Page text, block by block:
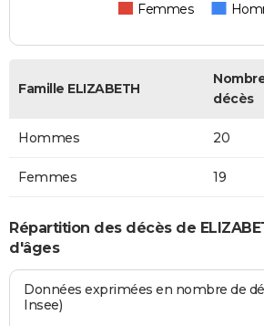
Femmes
Famille ELIZABETH
décès
Hommes 20
Femmes 19
Répartition des décès de
d'âges
Données exprimées en nombre de
Insee)